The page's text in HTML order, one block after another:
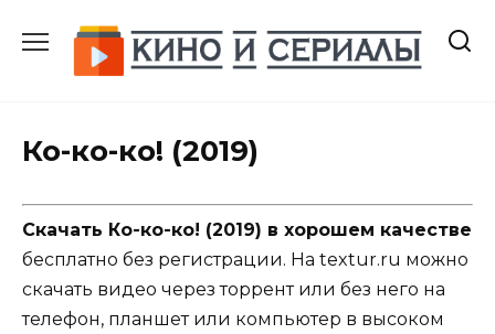
содержанию
Ко-ко-ко! (2019)
Скачать Ко-ко-ко! (2019) в хорошем качестве
бесплатно без регистрации. На textur.ru можно
скачать видео через торрент или без него на
телефон, планшет или компьютер в высоком